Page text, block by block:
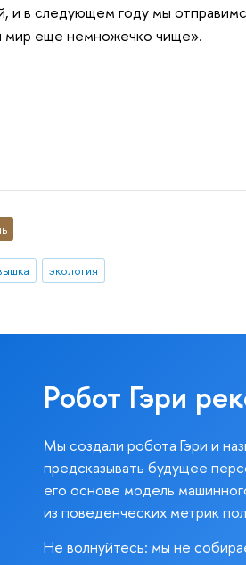
и в следующем году мы
мир еще немножечко чище».
экология
Робот Гэри
Мы создали робота Гэри и
предсказывать будущее
его основе модель
из поведенческих метрик
Не волнуйтесь: мы не